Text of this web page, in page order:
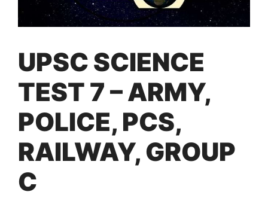
UPSC SCIENCE
TEST 7 – ARMY,
POLICE, PCS,
RAILWAY, GROUP
C